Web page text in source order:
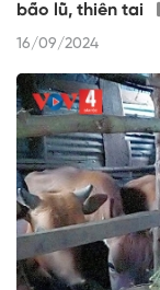
bão lũ, thiên tai
16/09/2024